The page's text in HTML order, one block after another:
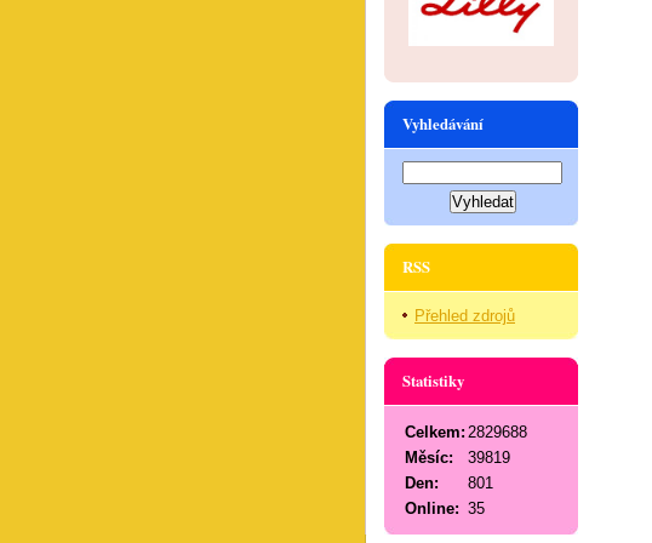
Vyhledávání
RSS
Přehled zdrojů
Statistiky
Online: 35
Celkem: 2829688
Měsíc:
39819
Den:
801